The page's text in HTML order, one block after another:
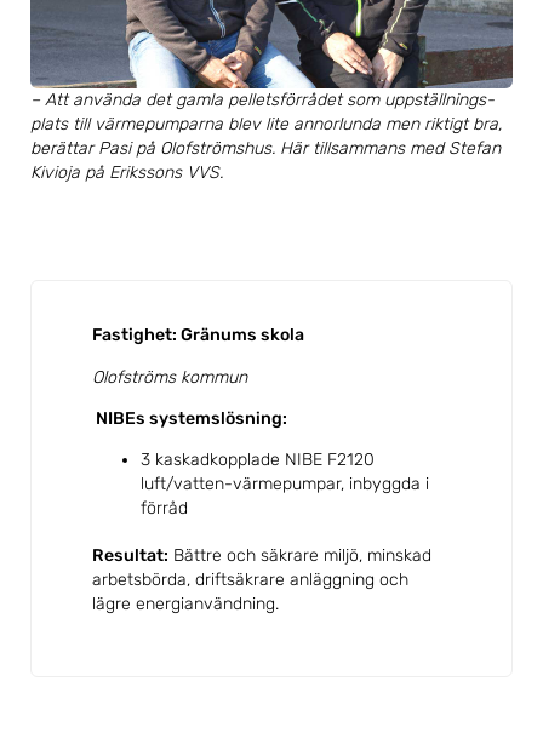
– Att använda det gamla pelletsförrådet som uppställnings-
plats till värmepumparna blev lite annorlunda men riktigt bra,
berättar Pasi på Olofströmshus. Här tillsammans med Stefan
Kivioja på Erikssons VVS.
Fastighet: Gränums skola
Olofströms kommun
NIBEs systemslösning:
3 kaskadkopplade NIBE F2120
luft/vatten-värmepumpar, inbyggda i
förråd
Resultat: Bättre och säkrare miljö, minskad
arbetsbörda, driftsäkrare anläggning och
lägre energianvändning.